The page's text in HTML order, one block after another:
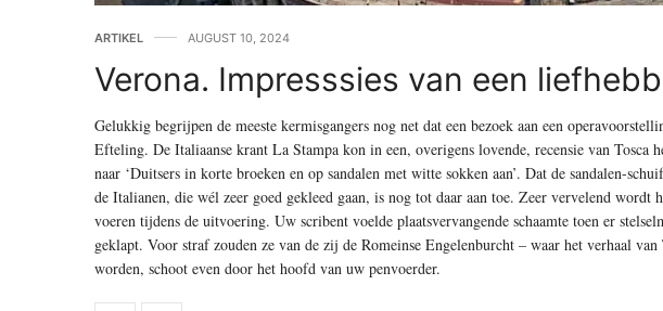
ARTIKEL AUGUST 10, 2024
Verona. Impresssies van een
Gelukkig begrijpen de meeste kermisgangers nog net dat een bezoek aan een
Efteling. De Italiaanse krant La Stampa kon in een, overigens lovende, recensie van Tosca
naar ‘Duitsers in korte broeken en op sandalen met witte sokken aan’. Dat de sandalen-
de Italianen, die wél zeer goed gekleed gaan, is nog tot daar aan toe. Zeer vervelend wordt
voeren tijdens de uitvoering. Uw scribent voelde plaatsvervangende schaamte toen er
geklapt. Voor straf zouden ze van de zij de Romeinse Engelenburcht – waar het verhaal van
worden, schoot even door het hoofd van uw penvoerder.